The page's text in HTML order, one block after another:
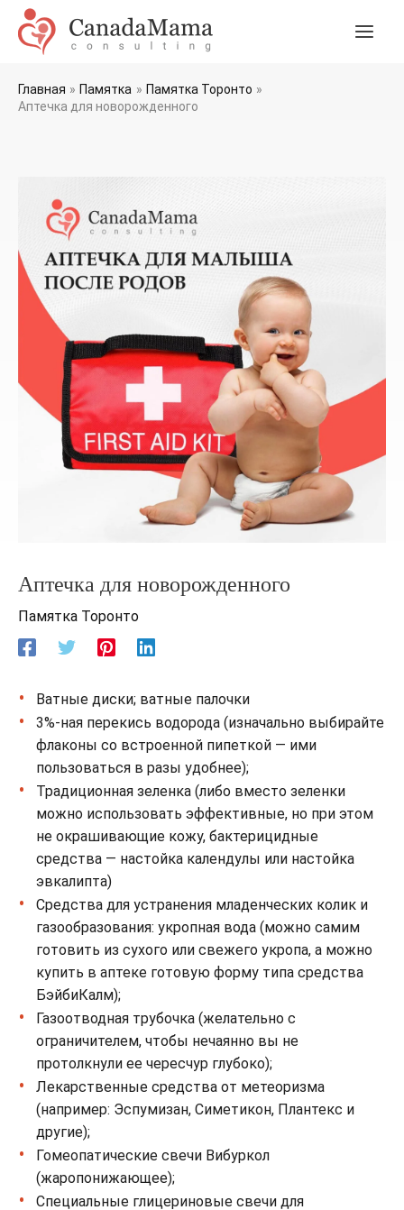
Перейти
содержимому
Главная Памятка
Памятка Торонто
Аптечка для новорожденного
Аптечка для новорожденного
Памятка Торонто
Ватные диски; ватные палочки
3%-ная перекись водорода (изначально выбирайте
флаконы со встроенной пипеткой — ими
пользоваться в разы удобнее);
Традиционная зеленка (либо вместо зеленки
можно использовать эффективные, но при этом
не окрашивающие кожу, бактерицидные
средства — настойка календулы или настойка
эвкалипта)
Средства для устранения младенческих колик и
газообразования: укропная вода (можно самим
готовить из сухого или свежего укропа, а можно
купить в аптеке готовую форму типа средства
БэйбиКалм);
Газоотводная трубочка (желательно с
ограничителем, чтобы нечаянно вы не
протолкнули ее чересчур глубоко);
Лекарственные средства от метеоризма
(например: Эспумизан, Симетикон, Плантекс и
другие);
Гомеопатические свечи Вибуркол
(жаропонижающее);
Специальные глицериновые свечи для